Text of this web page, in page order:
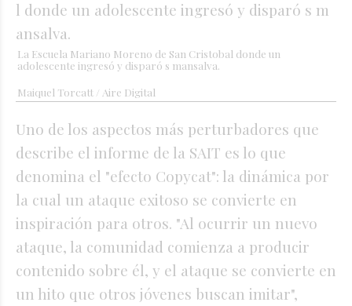
La Escuela Mariano Moreno de San Cristobal donde un
adolescente ingresó y disparó s mansalva.
Maiquel Torcatt / Aire Digital
Uno de los aspectos más perturbadores que
describe el informe de la SAIT es lo que
denomina el "efecto Copycat": la dinámica por
la cual un ataque exitoso se convierte en
inspiración para otros. "Al ocurrir un nuevo
ataque, la comunidad comienza a producir
contenido sobre él, y el ataque se convierte en
un hito que otros jóvenes buscan imitar",